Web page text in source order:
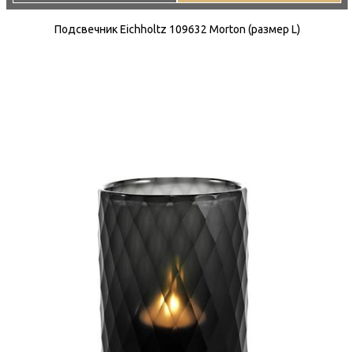
Подсвечник Eichholtz 109632 Morton (размер L)